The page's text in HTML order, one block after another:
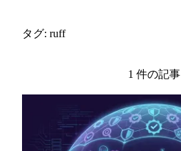
タグ: ruff
1 件の記事